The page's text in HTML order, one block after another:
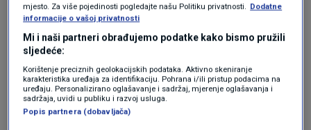
"100-postotno učinkovito rješenje protiv
dronova za sada ne postoji. Rusi lansiraju svaki
dan iznad Ukrajine dronove, neki pogode
ciljeve, stalno mijenjaju putanju, visine.
Učinkovitih rješenje protiv dronova nema."
mjesto. Za više pojedinosti pogledajte našu Politiku privatnosti.
Dodatne
informacije o vašoj privatnosti
Mi i naši partneri obrađujemo podatke kako bismo pružili
sljedeće:
Korištenje preciznih geolokacijskih podataka. Aktivno skeniranje
karakteristika uređaja za identifikaciju. Pohrana i/ili pristup podacima na
uređaju. Personalizirano oglašavanje i sadržaj, mjerenje oglašavanja i
sadržaja, uvidi u publiku i razvoj usluga.
Popis partnera (dobavljača)